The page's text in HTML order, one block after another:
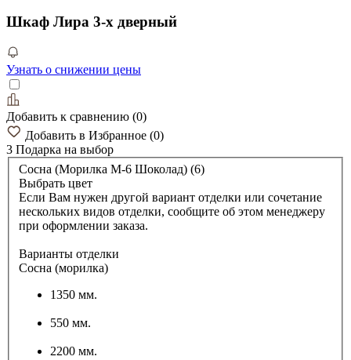
Шкаф Лира 3-х дверный
Узнать о снижении цены
Добавить к сравнению (0)
Добавить в Избранное (0)
3 Подарка на выбор
Сосна (Морилка М-6 Шоколад) (6)
Выбрать цвет
Если Вам нужен другой вариант отделки или сочетание
нескольких видов отделки, сообщите об этом менеджеру
при оформлении заказа.
Варианты отделки
Сосна (морилка)
1350 мм.
550 мм.
2200 мм.